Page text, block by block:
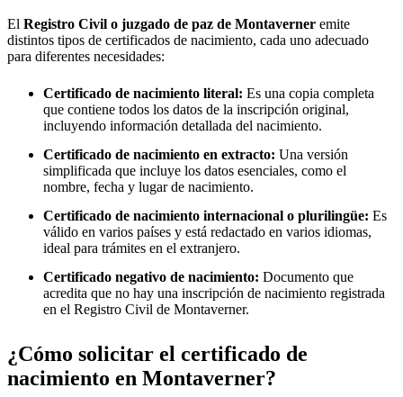
El Registro Civil o juzgado de paz de Montaverner emite
distintos tipos de certificados de nacimiento, cada uno adecuado
para diferentes necesidades:
Certificado de nacimiento literal: Es una copia completa
que contiene todos los datos de la inscripción original,
incluyendo información detallada del nacimiento.
Certificado de nacimiento en extracto: Una versión
simplificada que incluye los datos esenciales, como el
nombre, fecha y lugar de nacimiento.
Certificado de nacimiento internacional o plurilingüe: Es
válido en varios países y está redactado en varios idiomas,
ideal para trámites en el extranjero.
Certificado negativo de nacimiento: Documento que
acredita que no hay una inscripción de nacimiento registrada
en el Registro Civil de Montaverner.
¿Cómo solicitar el certificado de
nacimiento en Montaverner?